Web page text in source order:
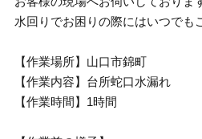
水回りでお困りの際にはいつでも
【作業場所】山口市錦町
【作業内容】台所蛇口水漏れ
【作業時間】1時間